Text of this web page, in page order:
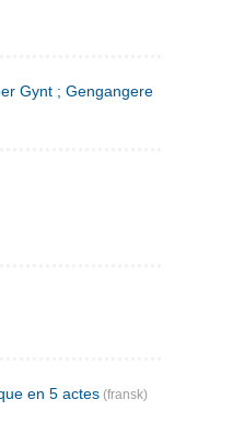
Gynt ; Gengangere
en 5 actes (fransk)